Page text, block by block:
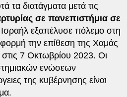
διατάγματα μετά τις
σε πανεπιστήμια σε
εξαπέλυσε πόλεμο στη
την επίθεση της Χαμάς
7 Οκτωβρίου 2023. Οι
ενώσεων
της κυβέρνησης είναι